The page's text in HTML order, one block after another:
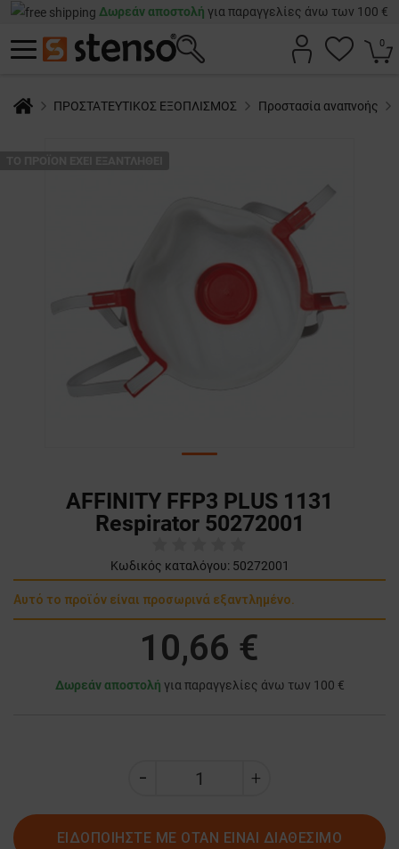
Δωρεάν αποστολή για παραγγελίες άνω των 100 €
0
ΠΡΟΣΤΑΤΕΥΤΙΚΟΣ ΕΞΟΠΛΙΣΜΟΣ Προστασία αναπνοής
AFFINITY FFP3 PLUS 1131
Respirator 50272001
Κωδικός καταλόγου: 50272001
Αυτό το προϊόν είναι προσωρινά εξαντλημένο.
10,66 €
Δωρεάν αποστολή για παραγγελίες άνω των 100 €
ΕΙΔΟΠΟΙΗΣΤΕ ΜΕ ΟΤΑΝ ΕΙΝΑΙ ΔΙΑΘΕΣΙΜΟ